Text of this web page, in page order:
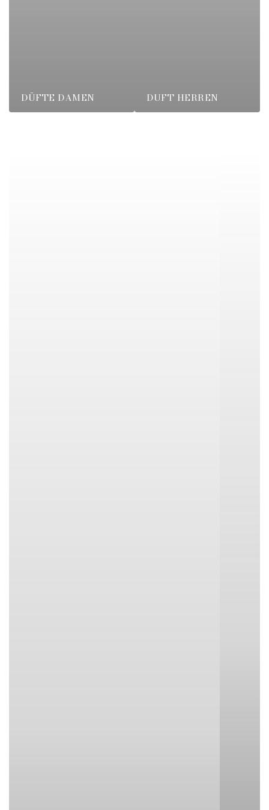
DÜFTE DAMEN DUFT HERREN